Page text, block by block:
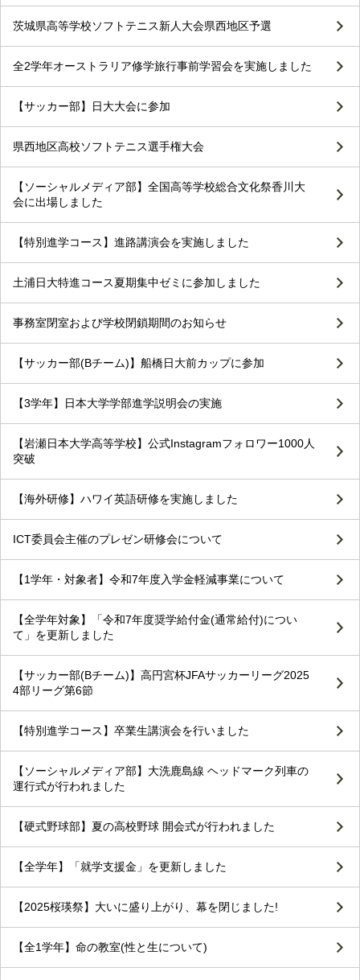
茨城県高等学校ソフトテニス新人大会県西地区予選
全2学年オーストラリア修学旅行事前学習会を実施しました
【サッカー部】日大大会に参加
県西地区高校ソフトテニス選手権大会
【ソーシャルメディア部】全国高等学校総合文化祭香川大
会に出場しました
【特別進学コース】進路講演会を実施しました
土浦日大特進コース夏期集中ゼミに参加しました
事務室閉室および学校閉鎖期間のお知らせ
【サッカー部(Bチーム)】船橋日大前カップに参加
【3学年】日本大学学部進学説明会の実施
【岩瀬日本大学高等学校】公式Instagramフォロワー1000人
突破
【海外研修】ハワイ英語研修を実施しました
ICT委員会主催のプレゼン研修会について
【1学年・対象者】令和7年度入学金軽減事業について
【全学年対象】「令和7年度奨学給付金(通常給付)につい
て」を更新しました
【サッカー部(Bチーム)】高円宮杯JFAサッカーリーグ2025
4部リーグ第6節
【特別進学コース】卒業生講演会を行いました
【ソーシャルメディア部】大洗鹿島線 ヘッドマーク列車の
運行式が行われました
【硬式野球部】夏の高校野球 開会式が行われました
【全学年】「就学支援金」を更新しました
【2025桜瑛祭】大いに盛り上がり、幕を閉じました!
【全1学年】命の教室(性と生について)